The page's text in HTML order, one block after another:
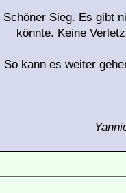
Schöner Sieg. Es gibt
könnte. Keine
So kann es weiter